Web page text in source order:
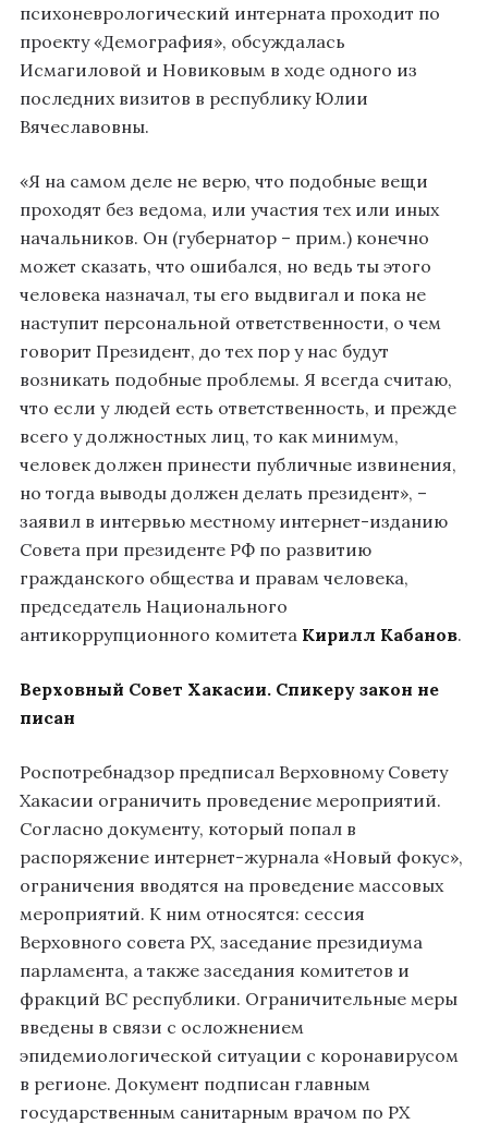
психоневрологический интерната проходит по
проекту «Демография», обсуждалась
Исмагиловой и Новиковым в ходе одного из
последних визитов в республику Юлии
Вячеславовны.
«Я на самом деле не верю, что подобные вещи
проходят без ведома, или участия тех или иных
начальников. Он (губернатор – прим.) конечно
может сказать, что ошибался, но ведь ты этого
человека назначал, ты его выдвигал и пока не
наступит персональной ответственности, о чем
говорит Президент, до тех пор у нас будут
возникать подобные проблемы. Я всегда считаю,
что если у людей есть ответственность, и прежде
всего у должностных лиц, то как минимум,
человек должен принести публичные извинения,
но тогда выводы должен делать президент», –
заявил в интервью местному интернет-изданию
Совета при президенте РФ по развитию
гражданского общества и правам человека,
председатель Национального
антикоррупционного комитета Кирилл Кабанов.
Верховный Совет Хакасии. Спикеру закон не
писан
Роспотребнадзор предписал Верховному Совету
Хакасии ограничить проведение мероприятий.
Согласно документу, который попал в
распоряжение интернет-журнала «Новый фокус»,
ограничения вводятся на проведение массовых
мероприятий. К ним относятся: сессия
Верховного совета РХ, заседание президиума
парламента, а также заседания комитетов и
фракций ВС республики. Ограничительные меры
введены в связи с осложнением
эпидемиологической ситуации с коронавирусом
в регионе. Документ подписан главным
государственным санитарным врачом по РХ